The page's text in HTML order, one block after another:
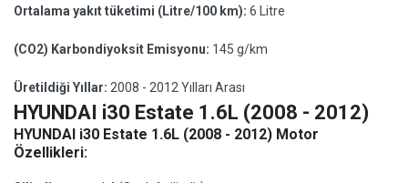
Ortalama yakıt tüketimi (Litre/100 km): 6 Litre
(CO2) Karbondiyoksit Emisyonu: 145 g/km
Üretildiği Yıllar: 2008 - 2012 Yılları Arası
HYUNDAI i30 Estate 1.6L (2008 - 2012)
HYUNDAI i30 Estate 1.6L (2008 - 2012) Motor
Özellikleri: